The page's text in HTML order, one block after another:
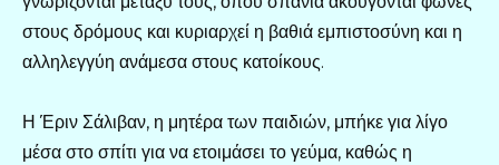
στους δρόμους και κυριαρχεί η βαθιά εμπιστοσύνη και η
αλληλεγγύη ανάμεσα στους κατοίκους.
Η Έριν Σάλιβαν, η μητέρα των παιδιών, μπήκε για λίγο
μέσα στο σπίτι για να ετοιμάσει το γεύμα, καθώς η